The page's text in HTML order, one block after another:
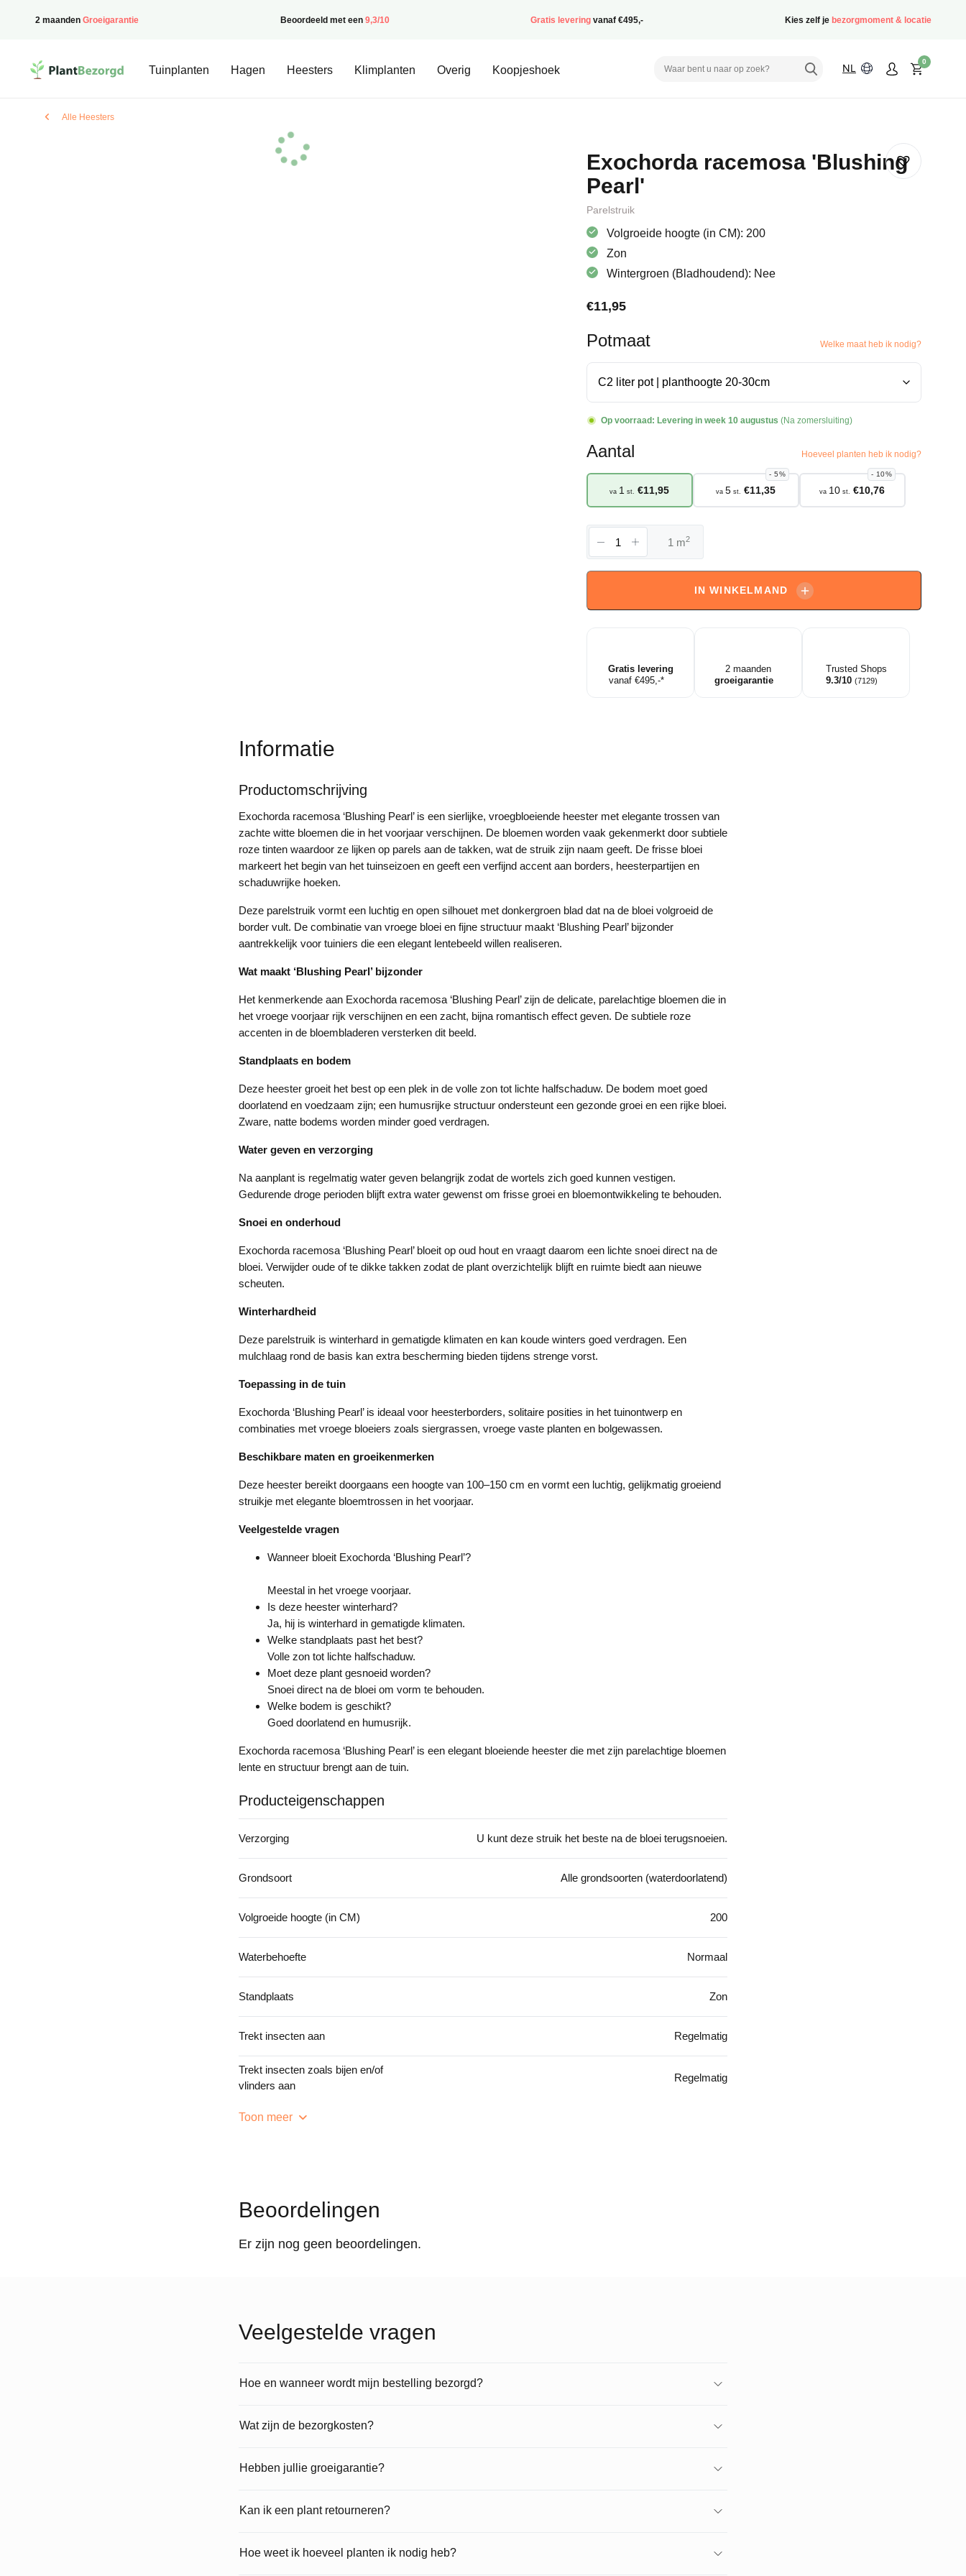
2 maanden Groeigarantie Beoordeeld met een 9,3/10 Gratis levering vanaf €495,- Kies zelf je bezorgmoment & locatie
PlantBezorgd
Tuinplanten Hagen Heesters Klimplanten Overig Koopjeshoek NL
0
Alle Heesters
Exochorda racemosa 'Blushing
Pearl'
Parelstruik
Volgroeide hoogte (in CM): 200
Zon
Wintergroen (Bladhoudend): Nee
€11,95
Potmaat Welke maat heb ik nodig?
Op voorraad: Levering in week 10 augustus (Na zomersluiting)
Aantal Hoeveel planten heb ik nodig?
va 1 st. €11,95 va5 st. €11,35
5%
va 10 st. €10,76
10%
Exochorda
racemosa
Pearl'
aantal
m2
IN WINKELMAND
Gratis levering
vanaf €495,-*
2 maanden
groeigarantie
Trusted Shops
9.3/10 (7129)
Informatie
Productomschrijving
Exochorda racemosa ‘Blushing Pearl’ is een sierlijke, vroegbloeiende heester met elegante trossen van
zachte witte bloemen die in het voorjaar verschijnen. De bloemen worden vaak gekenmerkt door subtiele
roze tinten waardoor ze lijken op parels aan de takken, wat de struik zijn naam geeft. De frisse bloei
markeert het begin van het tuinseizoen en geeft een verfijnd accent aan borders, heesterpartijen en
schaduwrijke hoeken.
Deze parelstruik vormt een luchtig en open silhouet met donkergroen blad dat na de bloei volgroeid de
border vult. De combinatie van vroege bloei en fijne structuur maakt ‘Blushing Pearl’ bijzonder
aantrekkelijk voor tuiniers die een elegant lentebeeld willen realiseren.
Wat maakt ‘Blushing Pearl’ bijzonder
Het kenmerkende aan Exochorda racemosa ‘Blushing Pearl’ zijn de delicate, parelachtige bloemen die in
het vroege voorjaar rijk verschijnen en een zacht, bijna romantisch effect geven. De subtiele roze
accenten in de bloembladeren versterken dit beeld.
Standplaats en bodem
Deze heester groeit het best op een plek in de volle zon tot lichte halfschaduw. De bodem moet goed
doorlatend en voedzaam zijn; een humusrijke structuur ondersteunt een gezonde groei en een rijke bloei.
Zware, natte bodems worden minder goed verdragen.
Water geven en verzorging
Na aanplant is regelmatig water geven belangrijk zodat de wortels zich goed kunnen vestigen.
Gedurende droge perioden blijft extra water gewenst om frisse groei en bloemontwikkeling te behouden.
Snoei en onderhoud
Exochorda racemosa ‘Blushing Pearl’ bloeit op oud hout en vraagt daarom een lichte snoei direct na de
bloei. Verwijder oude of te dikke takken zodat de plant overzichtelijk blijft en ruimte biedt aan nieuwe
scheuten.
Winterhardheid
Deze parelstruik is winterhard in gematigde klimaten en kan koude winters goed verdragen. Een
mulchlaag rond de basis kan extra bescherming bieden tijdens strenge vorst.
Toepassing in de tuin
Exochorda ‘Blushing Pearl’ is ideaal voor heesterborders, solitaire posities in het tuinontwerp en
combinaties met vroege bloeiers zoals siergrassen, vroege vaste planten en bolgewassen.
Beschikbare maten en groeikenmerken
Deze heester bereikt doorgaans een hoogte van 100–150 cm en vormt een luchtig, gelijkmatig groeiend
struikje met elegante bloemtrossen in het voorjaar.
Veelgestelde vragen
Wanneer bloeit Exochorda ‘Blushing Pearl’?
Meestal in het vroege voorjaar.
Is deze heester winterhard?
Ja, hij is winterhard in gematigde klimaten.
Welke standplaats past het best?
Volle zon tot lichte halfschaduw.
Moet deze plant gesnoeid worden?
Snoei direct na de bloei om vorm te behouden.
Welke bodem is geschikt?
Goed doorlatend en humusrijk.
Exochorda racemosa ‘Blushing Pearl’ is een elegant bloeiende heester die met zijn parelachtige bloemen
lente en structuur brengt aan de tuin.
Producteigenschappen
Verzorging U kunt deze struik het beste na de bloei terugsnoeien.
Grondsoort Alle grondsoorten (waterdoorlatend)
Volgroeide hoogte (in CM) 200
Waterbehoefte Normaal
Standplaats Zon
Trekt insecten aan Regelmatig
Trekt insecten zoals bijen en/of
vlinders aan
Regelmatig
Toon meer
Beoordelingen
Er zijn nog geen beoordelingen.
Veelgestelde vragen
Hoe en wanneer wordt mijn bestelling bezorgd?
Wat zijn de bezorgkosten?
Hebben jullie groeigarantie?
Kan ik een plant retourneren?
Hoe weet ik hoeveel planten ik nodig heb?